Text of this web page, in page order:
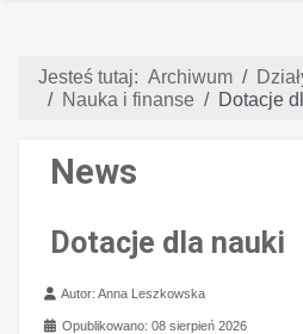
Jesteś tutaj: Archiwum
Nauka i finanse
Dotacje
News
Dotacje dla nauki
Szczegóły
Autor:Anna Leszkowska
Opublikowano: 08 sierpień 2026